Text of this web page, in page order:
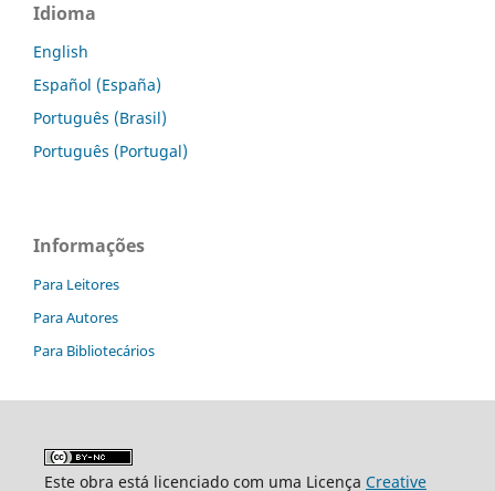
Idioma
English
Español (España)
Português (Brasil)
Português (Portugal)
Informações
Para Leitores
Para Autores
Para Bibliotecários
Este obra está licenciado com uma Licença Creative